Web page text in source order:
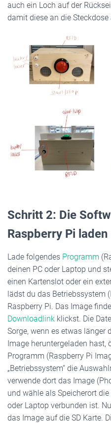
auch ein Loch auf der
damit diese an die
Schritt 2: Die
Raspberry Pi laden
Lade folgendes Programm
deinen PC oder Laptop und
einen Kartenslot oder ein
lädst du das Betriebssystem
Raspberry Pi. Das Image
Downloadlink klickst. Die
Sorge, wenn es etwas länger
Image heruntergeladen hast,
Programm (Raspberry Pi
„Betriebssystem“ die
verwende dort das Image
und wähle als Speicherort
oder Laptop verbunden ist.
das Image auf die SD Karte.